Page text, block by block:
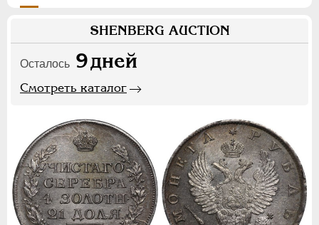
SHENBERG AUCTION
Осталось 9дней
Смотреть каталог